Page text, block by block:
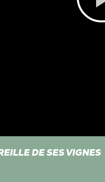
DE SES VIGNES